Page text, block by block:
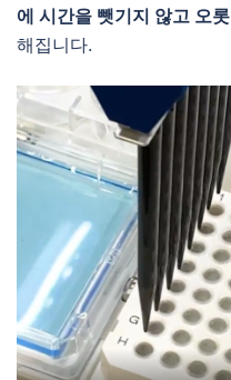
에 시간을 뺏기지 않고 오
해집니다.